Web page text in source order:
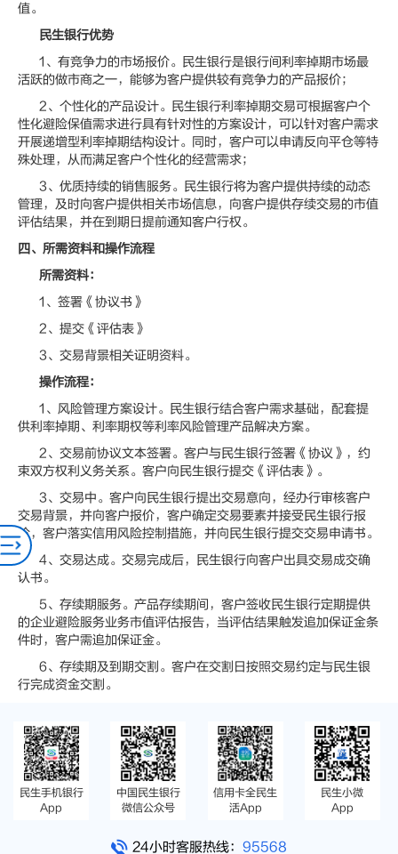
值。
民生银行优势
1、有竞争力的市场报价。民生银行是银行间利率掉期市场最
活跃的做市商之一，能够为客户提供较有竞争力的产品报价；
2、个性化的产品设计。民生银行利率掉期交易可根据客户个
性化避险保值需求进行具有针对性的方案设计，可以针对客户需求
开展递增型利率掉期结构设计。同时，客户可以申请反向平仓等特
殊处理，从而满足客户个性化的经营需求；
3、优质持续的销售服务。民生银行将为客户提供持续的动态
管理，及时向客户提供相关市场信息，向客户提供存续交易的市值
评估结果，并在到期日提前通知客户行权。
四、所需资料和操作流程
所需资料：
1、签署《协议书》
2、提交《评估表》
3、交易背景相关证明资料。
操作流程：
1、风险管理方案设计。民生银行结合客户需求基础，配套提
供利率掉期、利率期权等利率风险管理产品解决方案。
2、交易前协议文本签署。客户与民生银行签署《协议》，约
束双方权利义务关系。客户向民生银行提交《评估表》。
3、交易中。客户向民生银行提出交易意向，经办行审核客户
交易背景，并向客户报价，客户确定交易要素并接受民生银行报
价，客户落实信用风险控制措施，并向民生银行提交交易申请书。
4、交易达成。交易完成后，民生银行向客户出具交易成交确
认书。
5、存续期服务。产品存续期间，客户签收民生银行定期提供
的企业避险服务业务市值评估报告，当评估结果触发追加保证金条
件时，客户需追加保证金。
6、存续期及到期交割。客户在交割日按照交易约定与民生银
行完成资金交割。
民生手机银行
App
中国民生银行
微信公众号
信用卡全民生
活App
民生小微
App
24小时客服热线： 95568